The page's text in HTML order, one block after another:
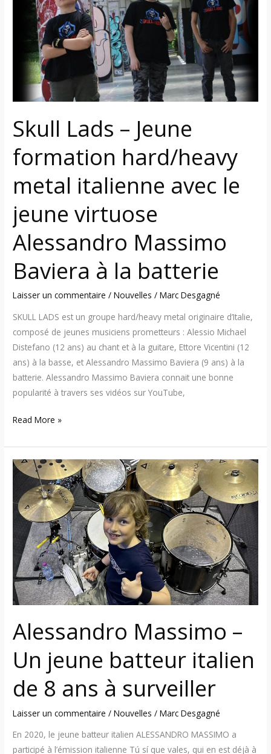
Skull Lads – Jeune
formation hard/heavy
metal italienne avec le
jeune virtuose
Alessandro Massimo
Baviera à la batterie
Laisser un commentaire /Nouvelles /Marc Desgagné
SKULL LADS est un groupe hard/heavy metal originaire d’Italie,
composé de jeunes musiciens prometteurs : Alessio Michael
Distefano (12 ans) au chant et à la guitare, Ettore Vicentini (12
ans) à la basse, et Alessandro Massimo Baviera (9 ans) à la
batterie. Alessandro Massimo Baviera connait une bonne
popularité à travers ses vidéos sur YouTube,
Jeune
formation
hard/heavy
metal
italienne
avec
virtuose
Massimo
à
batterie
Read More »
Alessandro Massimo –
Un jeune batteur italien
de 8 ans à surveiller
Laisser un commentaire /Nouvelles /Marc Desgagné
En 2020, le jeune batteur italien ALESSANDRO MASSIMO a
participé à l’émission italienne Tú sí que vales, qui en est déjà à
Alessandro
Massimo
Un
jeune
batteur
italien
de
8
ans
surveiller